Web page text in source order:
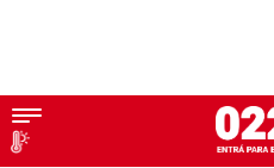
Empleo